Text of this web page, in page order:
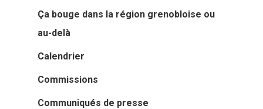
Ça bouge dans la région grenobloise ou
au-delà
Calendrier
Commissions
Communiqués de presse